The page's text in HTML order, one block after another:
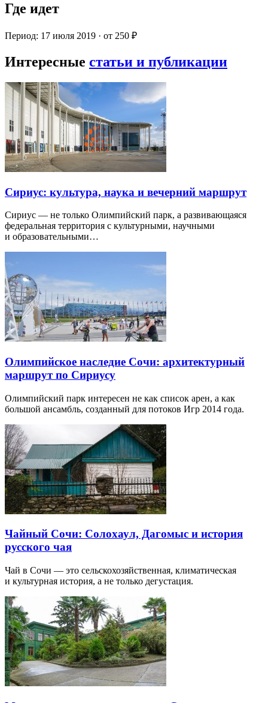
Где идет
Период: 17 июля 2019 · от 250 ₽
Интересные статьи и публикации
Сириус: культура, наука и вечерний маршрут
Сириус — не только Олимпийский парк, а развивающаяся
федеральная территория с культурными, научными
и образовательными…
Олимпийское наследие Сочи: архитектурный
маршрут по Сириусу
Олимпийский парк интересен не как список арен, а как
большой ансамбль, созданный для потоков Игр 2014 года.
Чайный Сочи: Солохаул, Дагомыс и история
русского чая
Чай в Сочи — это сельскохозяйственная, климатическая
и культурная история, а не только дегустация.